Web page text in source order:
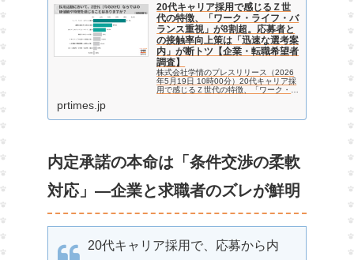
20代キャリア採用で感じるＺ世
代の特徴、「ワーク・ライフ・バ
ランス重視」が8割超。応募者と
の接触率向上策は「迅速な選考案
内」が断トツ【企業・転職希望者
調査】
株式会社学情のプレスリリース（2026
年5月19日 10時00分）20代キャリア採
用で感じるＺ世代の特徴、「ワーク・ラ
prtimes.jp
内定承諾の本命は「条件交渉の柔軟
対応」—企業と求職者のズレが鮮明
20代キャリア採用で、応募から内